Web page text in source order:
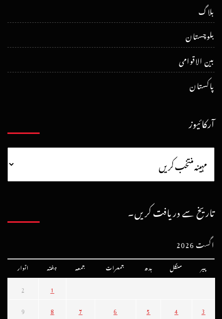
بلاگ
بلوچستان
بین الاقوامی
پاکستان
آرکائیوز
تاریخ سے دریافت کریں۔
اگست 2026
پیر منگل بدھ جمعرات جمعہ ہفتہ اتوار
1
2
3
4
5
6
7
8
9